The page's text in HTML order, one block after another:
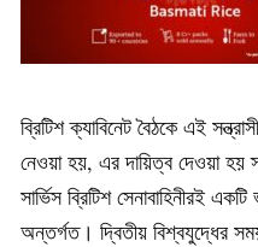
ব্রিটিশ ক্যাবিনেট বৈঠকে এই
নেওয়া হয়, এর দায়িত্ব দেওয়া হয়
সার্ভিস ব্রিটিশ সেনাবাহিনীরই
অন্তর্গত। দ্বিতীয় বিশ্বযুদ্ধের